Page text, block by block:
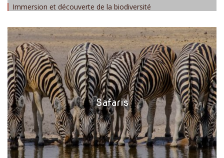
Immersion et découverte de la biodiversité
Safaris